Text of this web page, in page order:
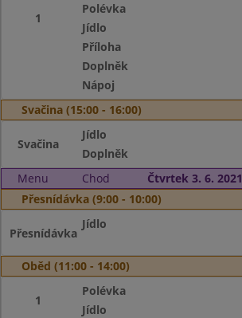
1
Polévka
Jídlo
Příloha
Doplněk
Nápoj
Svačina (15:00 - 16:00)
Svačina
Jídlo
Doplněk
Menu
Chod
Čtvrtek 3. 6. 2021
Přesnídávka (9:00 - 10:00)
Přesnídávka
Jídlo
Oběd (11:00 - 14:00)
1
Polévka
Jídlo